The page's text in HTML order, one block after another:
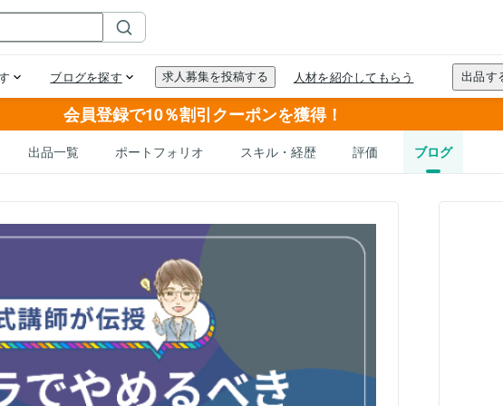
会員登録で10％割引クーポンを獲得！
出品一覧 ポートフォリオ スキル・経歴 評価 ブログ